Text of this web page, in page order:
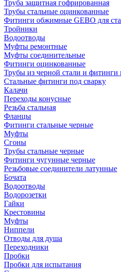
Труба защитная гофрированная
Трубы стальные оцинкованные
Фитинги обжимные GEBO для
Тройники
Водоотводы
Муфты ремонтные
Муфты соединительные
Фитинги оцинкованные
Трубы из черной стали и фитинги
Стальные фитинги под сварку
Калачи
Переходы конусные
Резьба стальная
Фланцы
Фитинги стальные черные
Муфты
Сгоны
Трубы стальные черные
Фитинги чугунные черные
Резьбовые соединители латунные
Бочата
Водоотводы
Водорозетки
Гайки
Крестовины
Муфты
Ниппели
Отводы для душа
Переходники
Пробки
Пробки для испытания